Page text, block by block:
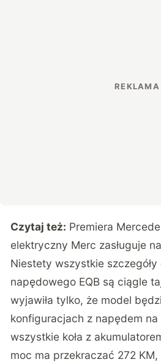
Czytaj też: Premiera
elektryczny Merc zasługuje
Niestety wszystkie szczegóły
napędowego EQB są ciągle
wyjawiła tylko, że model
konfiguracjach z napędem na
wszystkie koła z
moc ma przekraczać 272